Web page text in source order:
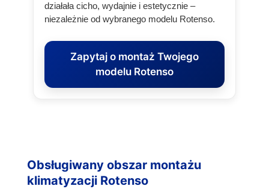
działała cicho, wydajnie i estetycznie –
niezależnie od wybranego modelu Rotenso.
Zapytaj o montaż Twojego
modelu Rotenso
Obsługiwany obszar montażu
klimatyzacji Rotenso